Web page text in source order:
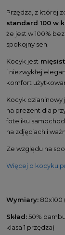
Przędza, z której
standard 100 w
że jest w 100%
spokojny sen.
Kocyk jest
i niezwykłej
komfort
Kocyk dzianinowy
na prezent dla
foteliku
na zdjęciach i
Ze względu na
Więcej o kocyku
Wymiary: 80x100
Skład:50%
klasa 1 przędza)